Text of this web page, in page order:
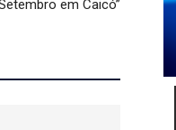
em Caicó”